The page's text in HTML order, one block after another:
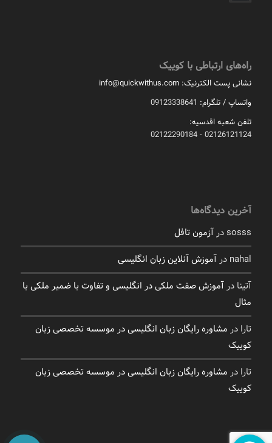
راه‌های ارتباطی با کوییک
نشانی پست الکترنیک: info@quickwithus.com
واتساپ / تلگرام: 09123338641
تلفن شعبه اقدسیه:
02126121124 - 02122290184
آخرین دیدگاه‌ها
sosss درآزمون تافل
nahal درآموزش آنلاین زبان انگلیسی
آتینا درآموزش صفت ملکی در انگلیسی و تفاوت با ضمیر ملکی با
مثال
تارا در مشاوره رایگان زبان انگلیسی در موسسه تخصصی زبان
کوییک
تارا در مشاوره رایگان زبان انگلیسی در موسسه تخصصی زبان
کوییک